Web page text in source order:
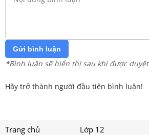
Gửi bình luận
*Bình luận sẽ hiển thị sau khi được duyệt
Hãy trở thành người đầu tiên bình luận!
Trang chủ Lớp 12